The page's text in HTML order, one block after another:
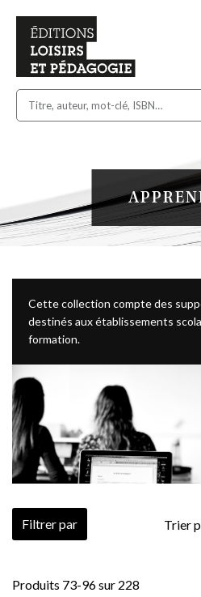
Cette collection compte des
destinés aux établissements
formation.
Produits 73-96sur 228
Trier
Filtrer par